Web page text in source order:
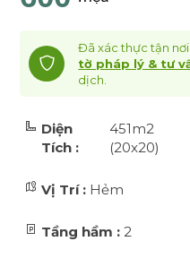
Đã xác thực tận
tờ pháp lý & tư
dịch.
Diện
Tích :
451m2
(20x20)
Vị Trí : Hẻm
Tầng hầm : 2